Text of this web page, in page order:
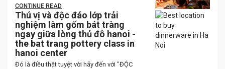
CONTINUE READ
Thú vị và độc đáo lớp trải
nghiệm làm gốm bát tràng
ngay giữa lòng thủ đô hanoi -
the bat trang pottery class in
hanoi center
Đó là điều thật tuyệt vời hãy đến với "ĐỘC